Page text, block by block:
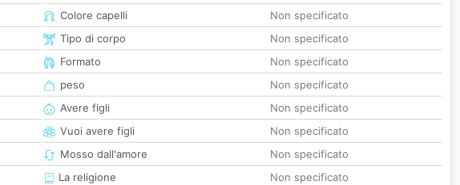
Colore capelli
Non specificato
Tipo di corpo
Non specificato
Formato
Non specificato
peso
Non specificato
Avere figli
Non specificato
Vuoi avere figli
Non specificato
Mosso dall'amore
Non specificato
La religione
Non specificato